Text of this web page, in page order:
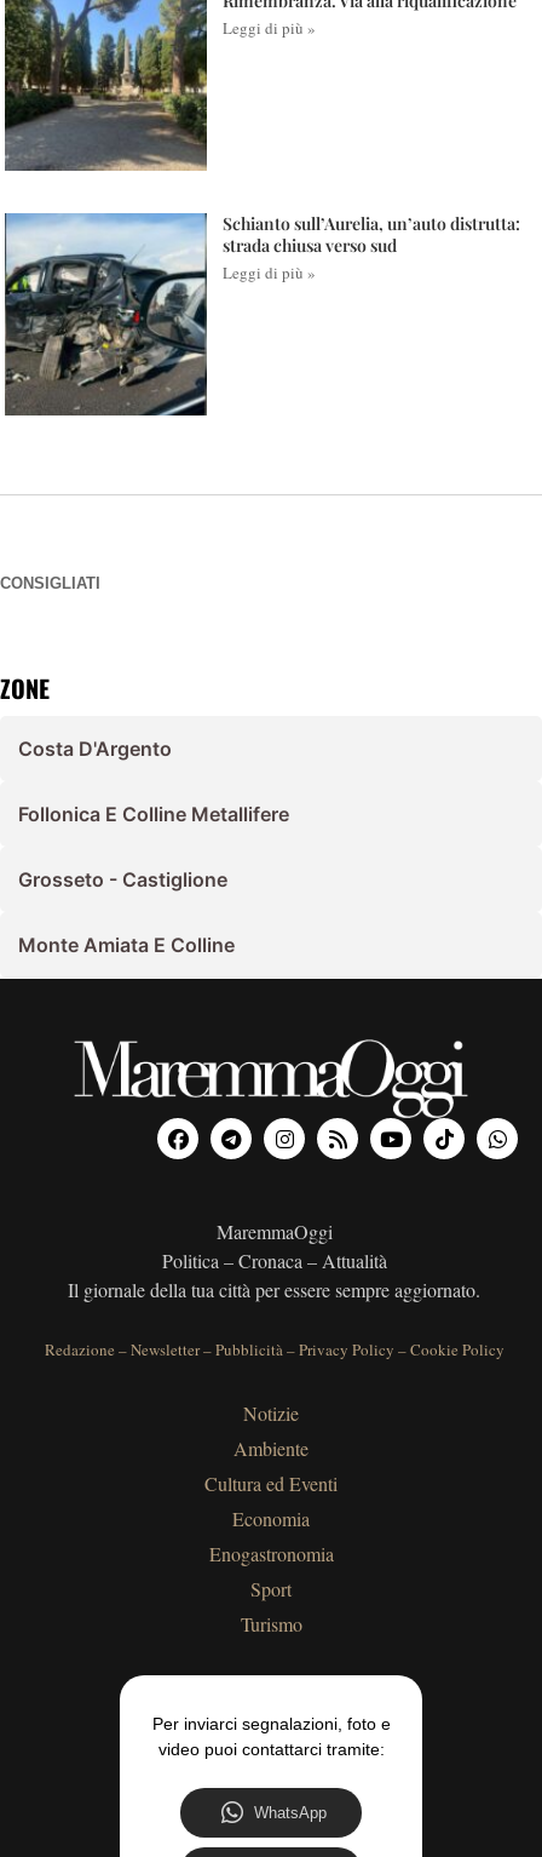
Leggi di più »
Schianto sull’Aurelia, un’auto distrutta:
strada chiusa verso sud
Leggi di più »
CONSIGLIATI
ZONE
Costa D'Argento
Follonica E Colline Metallifere
Grosseto - Castiglione
Monte Amiata E Colline
MaremmaOggi
Politica – Cronaca – Attualità
Il giornale della tua città per essere sempre aggiornato.
Redazione –Newsletter–Pubblicità–Privacy Policy –Cookie Policy
Notizie
Ambiente
Cultura ed Eventi
Economia
Enogastronomia
Sport
Turismo
Per inviarci segnalazioni, foto e
video puoi contattarci tramite:
WhatsApp